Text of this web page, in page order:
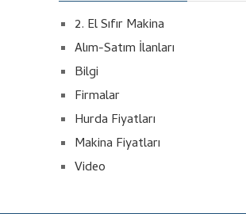
2. El Sıfır Makina
Alım-Satım İlanları
Bilgi
Firmalar
Hurda Fiyatları
Makina Fiyatları
Video